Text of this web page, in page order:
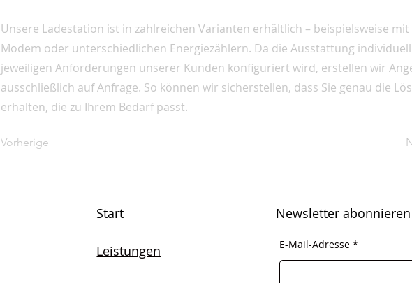
Unsere Ladestation ist in zahlreichen Varianten erhältlich – beispielsweise mit
Modem oder unterschiedlichen Energiezählern. Da die Ausstattung
jeweiligen Anforderungen unserer Kunden konfiguriert wird, erstellen wir
ausschließlich auf Anfrage. So können wir sicherstellen, dass Sie genau die
erhalten, die zu Ihrem Bedarf passt.
Vorherige
Start
Leistungen
Newsletter abonnieren
E-Mail-Adresse